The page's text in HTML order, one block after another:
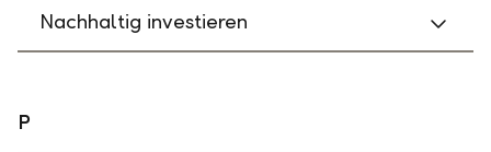
Nachhaltig investieren
P